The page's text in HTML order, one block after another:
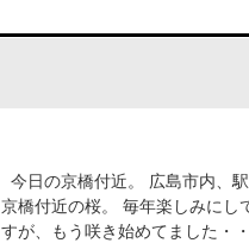
今日の京橋付近。 広島市内、
京橋付近の桜。 毎年楽しみにし
すが、もう咲き始めてました・・